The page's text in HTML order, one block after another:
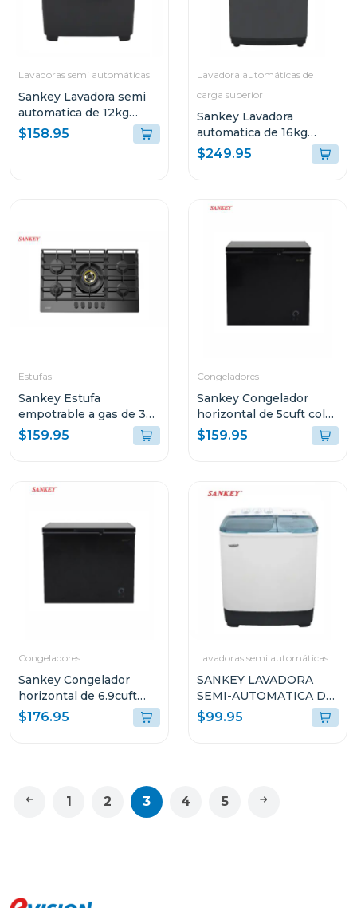
Lavadoras semi automáticas
Sankey Lavadora semi
automatica de 12kg
negro wm1215
$158.95
Lavadora automáticas de
carga superior
Sankey Lavadora
automatica de 16kg
lavado silencioso
wma1678
$249.95
Estufas
Sankey Estufa
empotrable a gas de 30"
mesa de vidrio gsh793
$159.95
Congeladores
Sankey Congelador
horizontal de 5cuft color
negro rfc591
$159.95
Congeladores
Sankey Congelador
horizontal de 6.9cuft
color negro rfc791
$176.95
Lavadoras semi automáticas
SANKEY LAVADORA
SEMI-AUTOMATICA DE
7KG (APROX) WM7073
$99.95
1 2 3 4 5